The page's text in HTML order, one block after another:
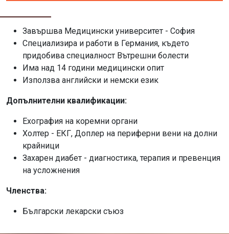
Завършва Медицински университет - София
Специализира и работи в Германия, където
придобива специалност Вътрешни болести
Има над 14 години медицински опит
Използва английски и немски език
Допълнителни квалификации:
Ехография на коремни органи
Холтер - ЕКГ, Доплер на периферни вени на долни
крайници
Захарен диабет - диагностика, терапия и превенция
на усложнения
Членства:
Български лекарски съюз